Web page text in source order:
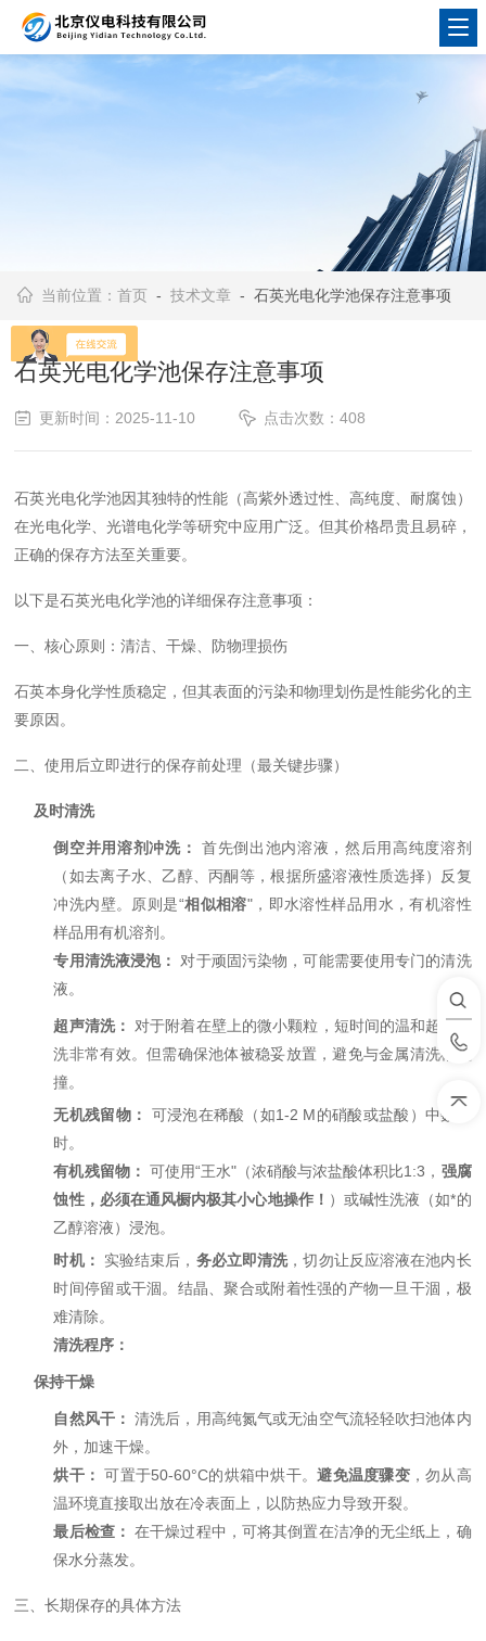
当前位置：首页 -技术文章 - 石英光电化学池保存注意事项
石英光电化学池保存注意事项
更新时间：2025-11-10 点击次数：408
石英光电化学池因其独特的性能（高紫外透过性、高纯度、耐腐蚀）
在光电化学、光谱电化学等研究中应用广泛。但其价格昂贵且易碎，
正确的保存方法至关重要。
以下是石英光电化学池的详细保存注意事项：
一、核心原则：清洁、干燥、防物理损伤
石英本身化学性质稳定，但其表面的污染和物理划伤是性能劣化的主
要原因。
二、使用后立即进行的保存前处理（最关键步骤）
及时清洗
倒空并用溶剂冲洗：
首先倒出池内溶液，然后用高纯度溶剂
（如去离子水、乙醇、丙酮等，根据所盛溶液性质选择）反复
冲洗内壁。原则是“相似相溶"，即水溶性样品用水，有机溶性
样品用有机溶剂。
专用清洗液浸泡：
对于顽固污染物，可能需要使用专门的清洗
液。
超声清洗：
对于附着在壁上的微小颗粒，短时间的温和超声清
洗非常有效。但需确保池体被稳妥放置，避免与金属清洗槽碰
撞。
无机残留物：
可浸泡在稀酸（如1-2 M的硝酸或盐酸）中数小
时。
有机残留物： 可使用“王水"（浓硝酸与浓盐酸体积比1:3， 强腐
蚀性，必须在通风橱内极其小心地操作！ ）或碱性洗液（如*的
乙醇溶液）浸泡。
时机：
实验结束后， 务必立即清洗，切勿让反应溶液在池内长
时间停留或干涸。结晶、聚合或附着性强的产物一旦干涸，极
难清除。
清洗程序：
保持干燥
自然风干： 清洗后，用高纯氮气或无油空气流轻轻吹扫池体内
外，加速干燥。
烘干： 可置于50-60°C的烘箱中烘干。避免温度骤变，勿从高
温环境直接取出放在冷表面上，以防热应力导致开裂。
最后检查： 在干燥过程中，可将其倒置在洁净的无尘纸上，确
保水分蒸发。
三、长期保存的具体方法